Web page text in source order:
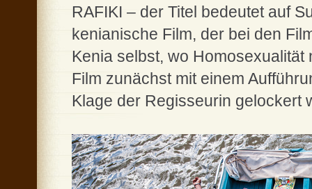
RAFIKI – der Titel bedeutet auf
kenianische Film, der bei den
Kenia selbst, wo
Film zunächst mit einem
Klage der Regisseurin gelockert